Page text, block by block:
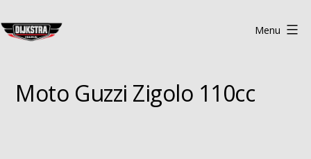
naar
Heerde
Menu
Moto Guzzi Zigolo 110cc